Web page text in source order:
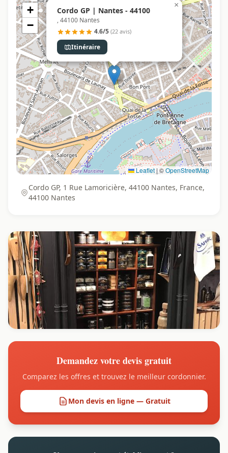
Cordo GP | Nantes - 44100
, 44100 Nantes
4.6/5 (22 avis)
Itinéraire
×
+
−
Leaflet|©OpenStreetMap
Cordo GP, 1 Rue Lamoricière, 44100 Nantes, France,
44100 Nantes
Demandez votre devis gratuit
Comparez les offres et trouvez le meilleur cordonnier.
Mon devis en ligne — Gratuit